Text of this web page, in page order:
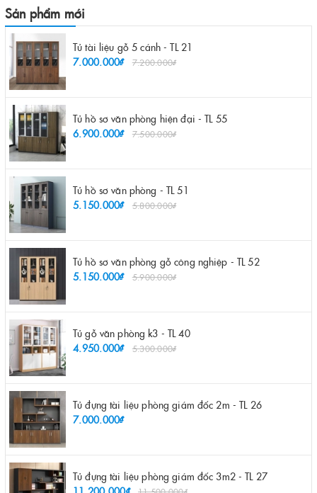
Sản phẩm mới
Tủ tài liệu gỗ 5 cánh - TL 21
7.000.000₫
7.200.000₫
Tủ hồ sơ văn phòng hiện đại - TL 55
6.900.000₫
7.500.000₫
Tủ hồ sơ văn phòng - TL 51
5.150.000₫
5.800.000₫
Tủ hồ sơ văn phòng gỗ công nghiệp - TL 52
5.150.000₫
5.900.000₫
Tủ gỗ văn phòng k3 - TL 40
4.950.000₫
5.300.000₫
Tủ đựng tài liệu phòng giám đốc 2m - TL 26
7.000.000₫
Tủ đựng tài liệu phòng giám đốc 3m2 - TL 27